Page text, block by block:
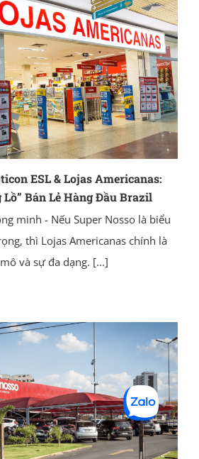
ESL & Lojas Americanas:
Lồ” Bán Lẻ Hàng Đầu Brazil
minh - Nếu Super Nosso là biểu
thì Lojas Americanas chính là
và sự đa dạng. [...]